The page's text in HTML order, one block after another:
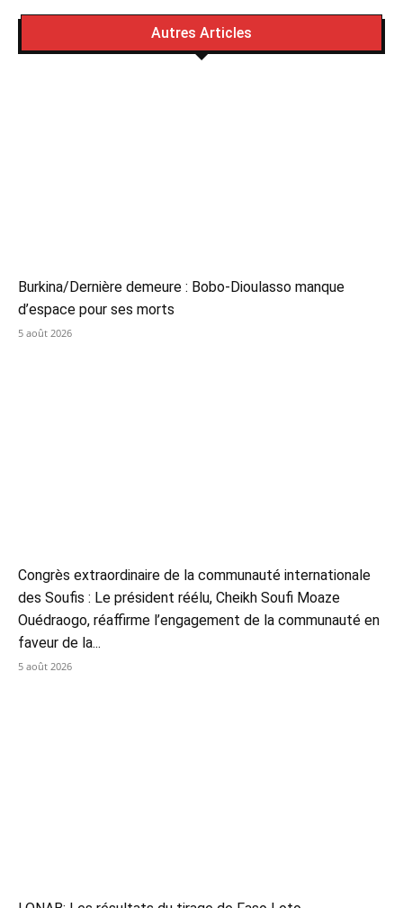
Autres Articles
Burkina/Dernière demeure : Bobo-Dioulasso manque
d’espace pour ses morts
5 août 2026
Congrès extraordinaire de la communauté internationale
des Soufis : Le président réélu, Cheikh Soufi Moaze
Ouédraogo, réaffirme l’engagement de la communauté en
faveur de la...
5 août 2026